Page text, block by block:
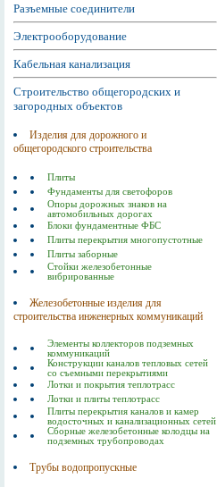
Разъемные соединители
Электрооборудование
Кабельная канализация
Строительство общегородских и
загородных объектов
Изделия для дорожного и
общегородского строительства
Плиты
Фундаменты для светофоров
Опоры дорожных знаков на
автомобильных дорогах
Блоки фундаментные ФБС
Плиты перекрытия многопустотные
Плиты заборные
Стойки железобетонные
вибрированные
Железобетонные изделия для
строительства инженерных коммуникаций
Элементы коллекторов подземных
коммуникаций
Конструкции каналов тепловых сетей
со съемными перекрытиями
Лотки и покрытия теплотрасс
Лотки и плиты теплотрасс
Плиты перекрытия каналов и камер
водосточных и канализационных сетей
Сборные железобетонные колодцы на
подземных трубопроводах
Трубы водопропускные